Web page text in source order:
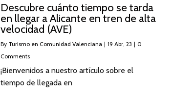
Descubre cuánto tiempo se tarda
en llegar a Alicante en tren de alta
velocidad (AVE)
By Turismo en Comunidad Valenciana | 19 Abr, 23 | 0
Comments
¡Bienvenidos a nuestro artículo sobre el
tiempo de llegada en